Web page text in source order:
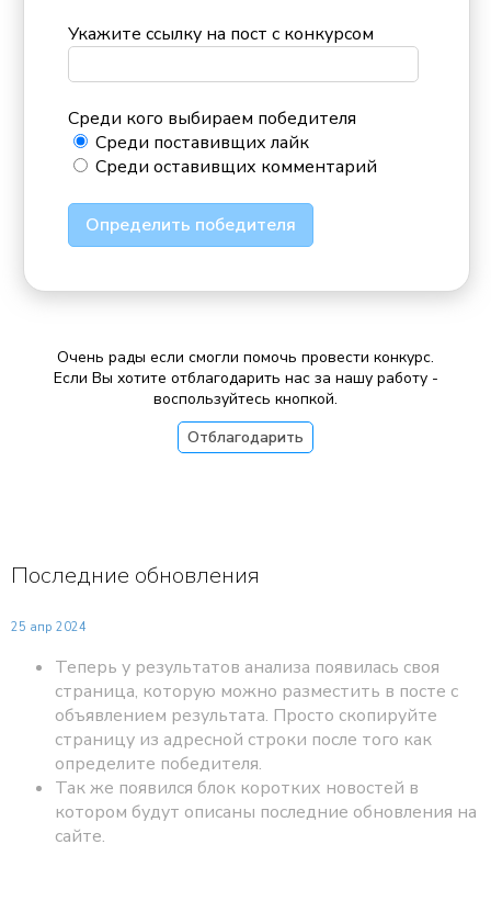
Укажите ссылку на пост с конкурсом
Среди кого выбираем победителя
Среди поставивщих лайк
Среди оставивщих комментарий
Определить победителя
Очень рады если смогли помочь провести конкурс.
Если Вы хотите отблагодарить нас за нашу работу -
воспользуйтесь кнопкой.
Отблагодарить
Последние обновления
25 апр 2024
Теперь у результатов анализа появилась своя
страница, которую можно разместить в посте с
объявлением результата. Просто скопируйте
страницу из адресной строки после того как
определите победителя.
Так же появился блок коротких новостей в
котором будут описаны последние обновления на
сайте.